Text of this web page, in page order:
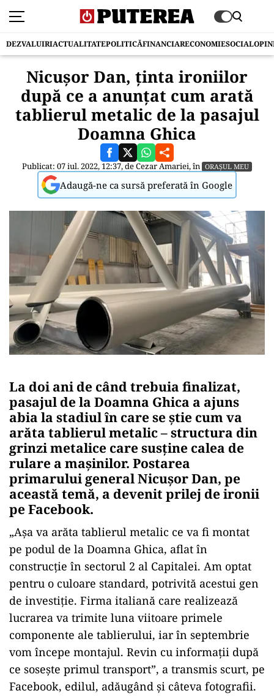
DEZVALUIRIACTUALITATEPOLITICĂFINANCIARECONOMIESOCIAL
Nicușor Dan, ținta ironiilor
după ce a anunțat cum arată
tablierul metalic de la pasajul
Doamna Ghica
Publicat: 07 iul. 2022, 12:37, deCezar Amariei, în ORAȘUL MEU
Adaugă-ne ca sursă preferată în Google
La doi ani de când trebuia finalizat,
pasajul de la Doamna Ghica a ajuns
abia la stadiul în care se știe cum va
arăta tablierul metalic – structura din
grinzi metalice care susține calea de
rulare a mașinilor. Postarea
primarului general Nicușor Dan, pe
această temă, a devenit prilej de ironii
pe Facebook.
„Așa va arăta tablierul metalic ce va fi montat
pe podul de la Doamna Ghica, aflat în
construcție în sectorul 2 al Capitalei. Am optat
pentru o culoare standard, potrivită acestui gen
de investiție. Firma italiană care realizează
lucrarea va trimite luna viitoare primele
componente ale tablierului, iar în septembrie
vom începe montajul. Revin cu informații după
ce sosește primul transport”, a transmis scurt, pe
Facebook, edilul, adăugând și câteva fotografii.